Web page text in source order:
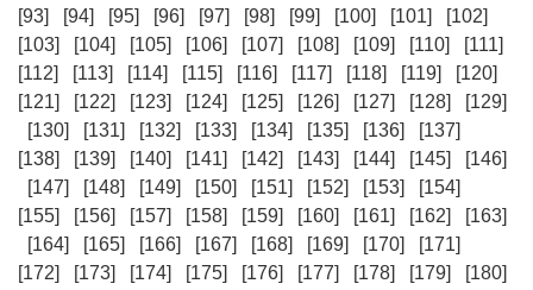
[93]
[94] [95] [96] [97] [98] [99] [100] [101]
[102]
[103]
[104] [105] [106] [107] [108] [109] [110]
[111]
[112]
[113] [114] [115] [116] [117] [118] [119]
[120]
[121]
[122] [123] [124] [125] [126] [127] [128]
[129]
[130]
[131] [132] [133] [134] [135] [136]
[137]
[138]
[139] [140] [141] [142] [143] [144] [145]
[146]
[147]
[148] [149] [150] [151] [152] [153]
[154]
[155]
[156] [157] [158] [159] [160] [161] [162]
[163]
[164]
[165] [166] [167] [168] [169] [170]
[171]
[172]
[173] [174] [175] [176] [177] [178] [179]
[180]